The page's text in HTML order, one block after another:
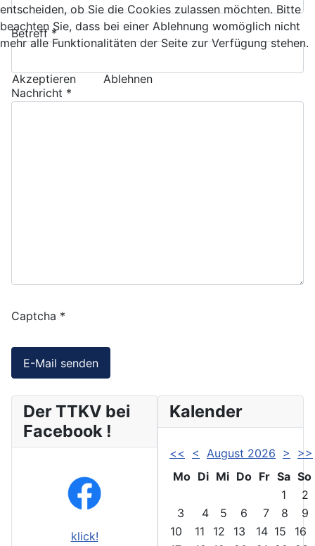
Betreff*
Nachricht *
Captcha *
E-Mail senden
Der TTKV bei
Facebook !
klick!
Kalender
<< < August 2026 >
>>
Mo Di Mi Do Fr Sa So
1
2
3
4 5 6 7 8
9
10
11 12 13 14 15
16
entscheiden, ob Sie die Cookies zulassen möchten. Bitte
beachten Sie, dass bei einer Ablehnung womöglich nicht
mehr alle Funktionalitäten der Seite zur Verfügung stehen.
Akzeptieren Ablehnen